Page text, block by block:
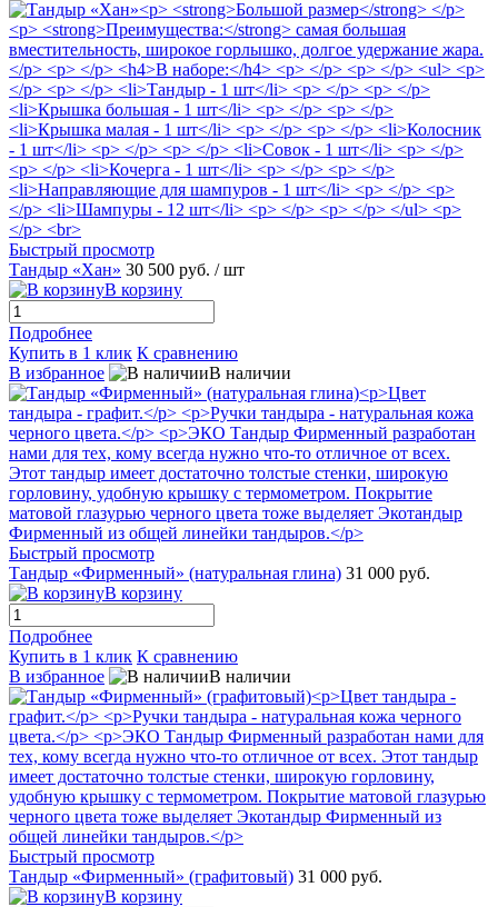
Быстрый просмотр
Тандыр «Хан» 30 500 руб. / шт
В корзину
Подробнее
Купить в 1 клик К сравнению
В избранное
В наличии
Быстрый просмотр
Тандыр «Фирменный» (натуральная глина) 31 000 руб.
В корзину
Подробнее
Купить в 1 клик К сравнению
В избранное
В наличии
Быстрый просмотр
Тандыр «Фирменный» (графитовый) 31 000 руб.
В корзину